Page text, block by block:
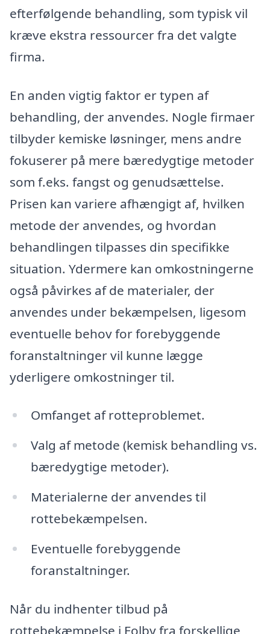
efterfølgende behandling, som typisk vil
kræve ekstra ressourcer fra det valgte
firma.
En anden vigtig faktor er typen af
behandling, der anvendes. Nogle firmaer
tilbyder kemiske løsninger, mens andre
fokuserer på mere bæredygtige metoder
som f.eks. fangst og genudsættelse.
Prisen kan variere afhængigt af, hvilken
metode der anvendes, og hvordan
behandlingen tilpasses din specifikke
situation. Ydermere kan omkostningerne
også påvirkes af de materialer, der
anvendes under bekæmpelsen, ligesom
eventuelle behov for forebyggende
foranstaltninger vil kunne lægge
yderligere omkostninger til.
Omfanget af rotteproblemet.
Valg af metode (kemisk behandling vs.
bæredygtige metoder).
Materialerne der anvendes til
rottebekæmpelsen.
Eventuelle forebyggende
foranstaltninger.
Når du indhenter tilbud på
rottebekæmpelse i Folby fra forskellige